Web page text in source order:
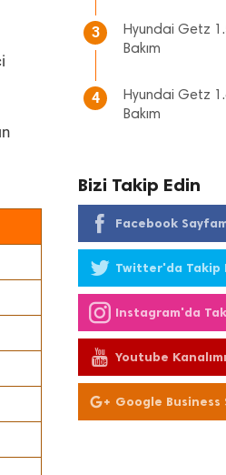
3
Hyundai Getz
Bakım
4
Hyundai Getz
Bakım
Bizi Takip Edin
Facebook
Twitter'da Takip
Instagram'da
Youtube
Olun
Google Business